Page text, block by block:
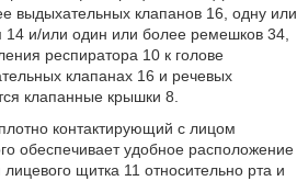
выдыхательных клапанов 16, одну или
и/или один или более ремешков 34,
респиратора 10 к голове
клапанах 16 и речевых
клапанные крышки 8.
контактирующий с лицом
обеспечивает удобное расположение
щитка 11 относительно рта и